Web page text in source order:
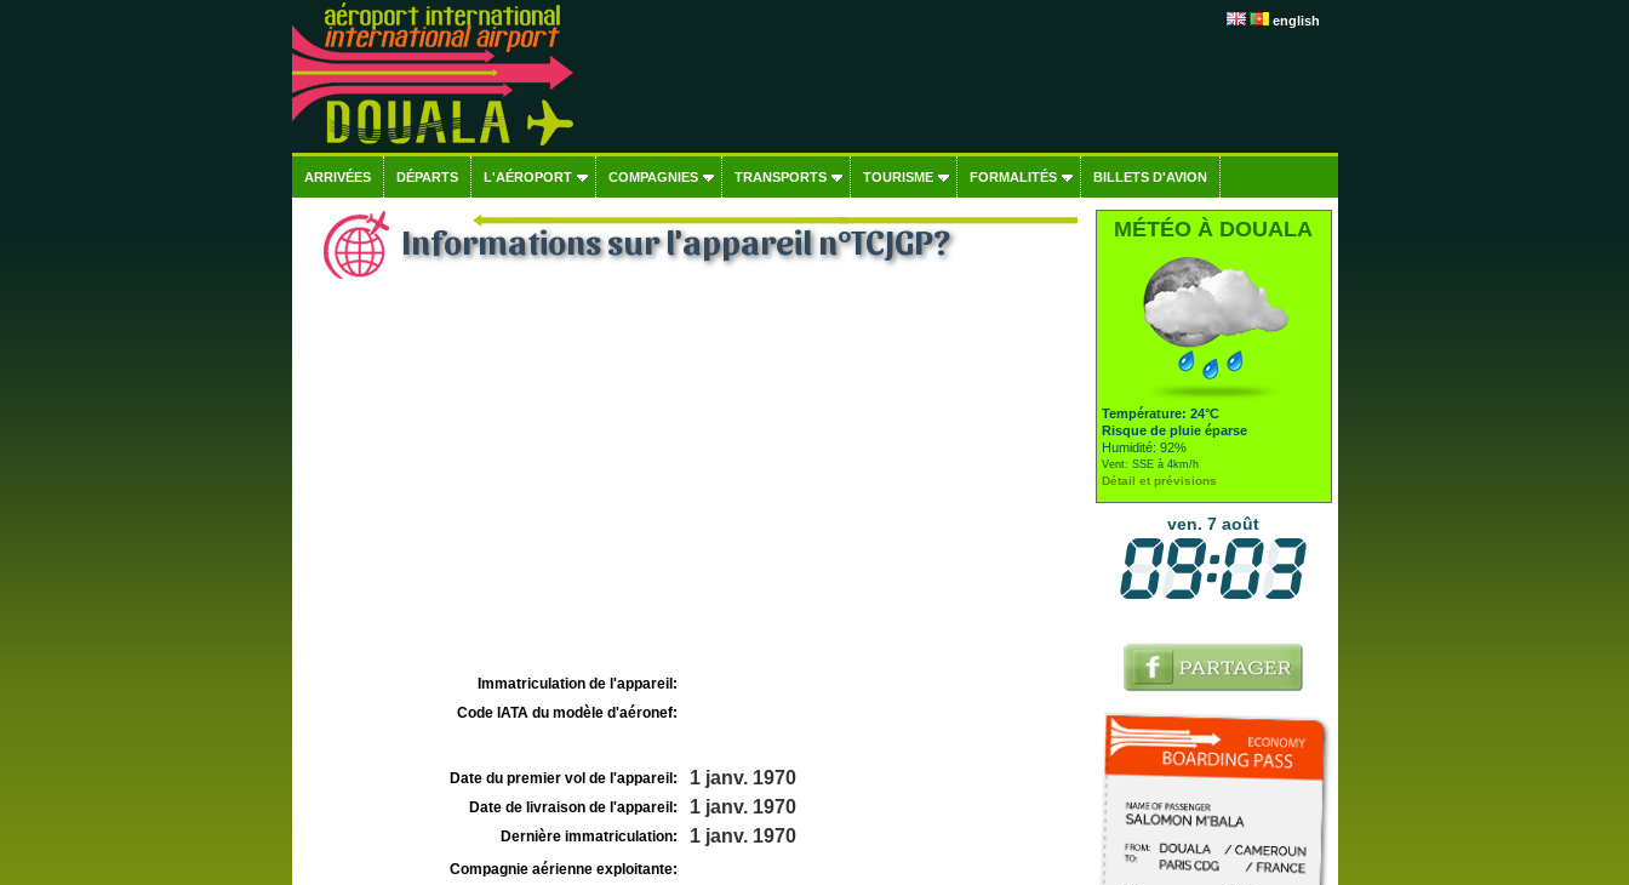
english
ARRIVÉES DÉPARTS L'AÉROPORT COMPAGNIES TRANSPORTS TOURISME FORMALITÉS BILLETS D'AVION
Informations sur l'appareil n°TCJGP?
Immatriculation de l'appareil:
Code IATA du modèle d'aéronef:
Date du premier vol de l'appareil: 1 janv. 1970
Date de livraison de l'appareil: 1 janv. 1970
Dernière immatriculation: 1 janv. 1970
Compagnie aérienne exploitante:
MÉTÉO À DOUALA
Température: 24°C
Risque de pluie éparse
Humidité: 92%
Vent: SSE à 4km/h
Détail et prévisions
ven. 7 août